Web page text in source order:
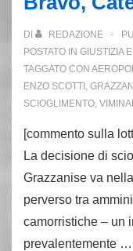
Empoli:
7
arresti,
76
DI REDAZIONE
POSTATO IN GIUSTIZIA
TAGGATO CON
ENZO SCOTTI ,
SCIOGLIMENTO,
[commento sulla
La decisione di
Grazzanise va
perverso tra
camorristiche – un
prevalentemente …